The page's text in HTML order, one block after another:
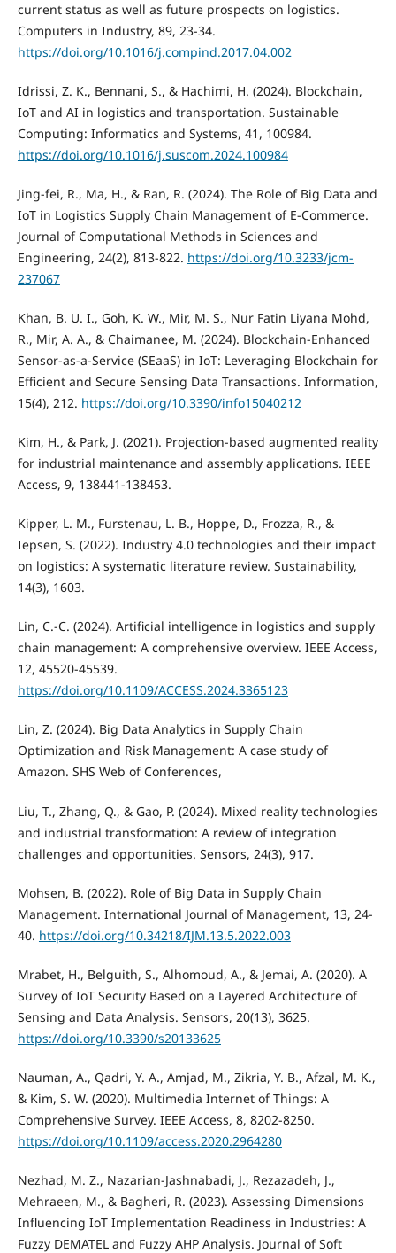
current status as well as future prospects on logistics.
Computers in Industry, 89, 23-34.
https://doi.org/10.1016/j.compind.2017.04.002
Idrissi, Z. K., Bennani, S., & Hachimi, H. (2024). Blockchain,
IoT and AI in logistics and transportation. Sustainable
Computing: Informatics and Systems, 41, 100984.
https://doi.org/10.1016/j.suscom.2024.100984
Jing-fei, R., Ma, H., & Ran, R. (2024). The Role of Big Data and
IoT in Logistics Supply Chain Management of E-Commerce.
Journal of Computational Methods in Sciences and
Engineering, 24(2), 813-822. https://doi.org/10.3233/jcm-
237067
Khan, B. U. I., Goh, K. W., Mir, M. S., Nur Fatin Liyana Mohd,
R., Mir, A. A., & Chaimanee, M. (2024). Blockchain-Enhanced
Sensor-as-a-Service (SEaaS) in IoT: Leveraging Blockchain for
Efficient and Secure Sensing Data Transactions. Information,
15(4), 212. https://doi.org/10.3390/info15040212
Kim, H., & Park, J. (2021). Projection-based augmented reality
for industrial maintenance and assembly applications. IEEE
Access, 9, 138441-138453.
Kipper, L. M., Furstenau, L. B., Hoppe, D., Frozza, R., &
Iepsen, S. (2022). Industry 4.0 technologies and their impact
on logistics: A systematic literature review. Sustainability,
14(3), 1603.
Lin, C.-C. (2024). Artificial intelligence in logistics and supply
chain management: A comprehensive overview. IEEE Access,
12, 45520-45539.
https://doi.org/10.1109/ACCESS.2024.3365123
Lin, Z. (2024). Big Data Analytics in Supply Chain
Optimization and Risk Management: A case study of
Amazon. SHS Web of Conferences,
Liu, T., Zhang, Q., & Gao, P. (2024). Mixed reality technologies
and industrial transformation: A review of integration
challenges and opportunities. Sensors, 24(3), 917.
Mohsen, B. (2022). Role of Big Data in Supply Chain
Management. International Journal of Management, 13, 24-
40. https://doi.org/10.34218/IJM.13.5.2022.003
Mrabet, H., Belguith, S., Alhomoud, A., & Jemai, A. (2020). A
Survey of IoT Security Based on a Layered Architecture of
Sensing and Data Analysis. Sensors, 20(13), 3625.
https://doi.org/10.3390/s20133625
Nauman, A., Qadri, Y. A., Amjad, M., Zikria, Y. B., Afzal, M. K.,
& Kim, S. W. (2020). Multimedia Internet of Things: A
Comprehensive Survey. IEEE Access, 8, 8202-8250.
https://doi.org/10.1109/access.2020.2964280
Nezhad, M. Z., Nazarian-Jashnabadi, J., Rezazadeh, J.,
Mehraeen, M., & Bagheri, R. (2023). Assessing Dimensions
Influencing IoT Implementation Readiness in Industries: A
Fuzzy DEMATEL and Fuzzy AHP Analysis. Journal of Soft